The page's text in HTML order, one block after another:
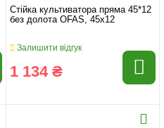
Стійка культиватора пряма 45*12
без долота OFAS, 45x12
Залишити відгук
1 134 ₴